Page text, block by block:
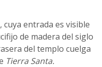
cuya entrada es visible
de madera del siglo
del templo cuelga
Tierra Santa.